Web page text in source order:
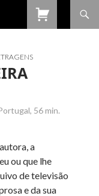
56 min.
a
ou que lhe
de televisão
e da sua